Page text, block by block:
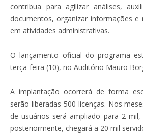
contribua para agilizar análises,
documentos, organizar informações
em atividades administrativas.
O lançamento oficial do programa
terça-feira (10), no Auditório Mauro
A implantação ocorrerá de forma
serão liberadas 500 licenças. Nos
de usuários será ampliado para 2
posteriormente, chegará a 20 mil